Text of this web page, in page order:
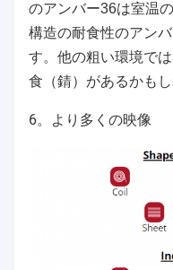
のアンバー36は室温
構造の耐食性のアン
す。他の粗い環境で
食（錆）があるかもし
6。より多くの映像